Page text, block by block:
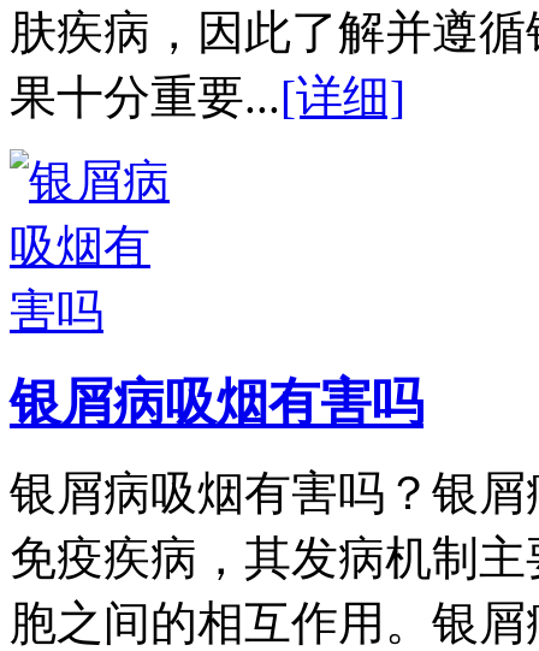
肤疾病，因此了解并遵
果十分重要...[详细]
银屑病吸烟有害吗
银屑病吸烟有害吗？银
免疫疾病，其发病机制
胞之间的相互作用。银